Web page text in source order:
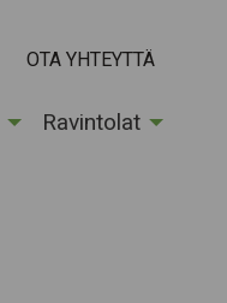
OTA YHTEYTTÄ
Ravintolat